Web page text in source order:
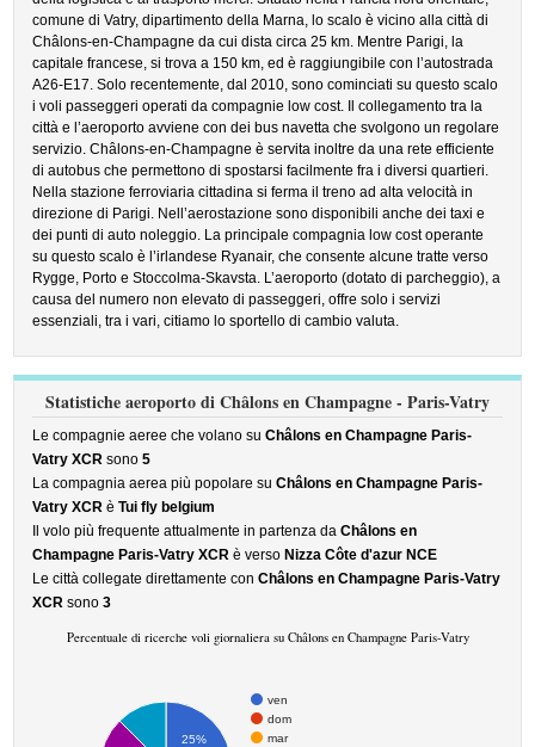
comune di Vatry, dipartimento della Marna, lo scalo è vicino alla città di
Châlons-en-Champagne da cui dista circa 25 km. Mentre Parigi, la
capitale francese, si trova a 150 km, ed è raggiungibile con l’autostrada
A26-E17. Solo recentemente, dal 2010, sono cominciati su questo scalo
i voli passeggeri operati da compagnie low cost. Il collegamento tra la
città e l’aeroporto avviene con dei bus navetta che svolgono un regolare
servizio. Châlons-en-Champagne è servita inoltre da una rete efficiente
di autobus che permettono di spostarsi facilmente fra i diversi quartieri.
Nella stazione ferroviaria cittadina si ferma il treno ad alta velocità in
direzione di Parigi. Nell’aerostazione sono disponibili anche dei taxi e
dei punti di auto noleggio. La principale compagnia low cost operante
su questo scalo è l’irlandese Ryanair, che consente alcune tratte verso
Rygge, Porto e Stoccolma-Skavsta. L’aeroporto (dotato di parcheggio), a
causa del numero non elevato di passeggeri, offre solo i servizi
essenziali, tra i vari, citiamo lo sportello di cambio valuta.
Statistiche aeroporto di Châlons en Champagne - Paris-Vatry
Le compagnie aeree che volano suChâlons en Champagne Paris-
Vatry XCR sono5
La compagnia aerea più popolare suChâlons en Champagne Paris-
Vatry XCR èTui fly belgium
Il volo più frequente attualmente in partenza daChâlons en
Champagne Paris-Vatry XCR è verso Nizza Côte d'azur NCE
Le città collegate direttamente conChâlons en Champagne Paris-Vatry
XCR sono3
Percentuale di ricerche voli giornaliera su Châlons en Champagne Paris-Vatry
ven
dom
mar
25%